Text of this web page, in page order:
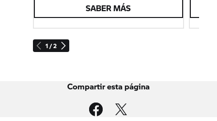
1 / 2
SABER MÁS
Compartir esta página